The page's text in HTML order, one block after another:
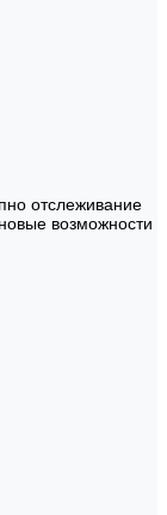
отслеживание
возможности